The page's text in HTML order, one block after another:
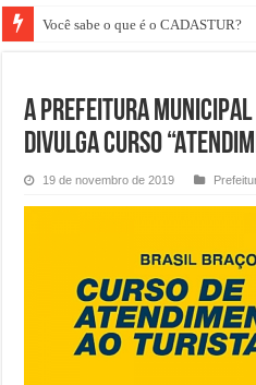
Você sabe o que é o CADASTUR?
A Prefeitura Municipal
divulga Curso
19 de novembro de 2019